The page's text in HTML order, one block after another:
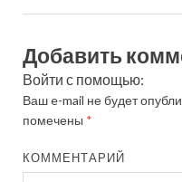
Добавить
Войти с помощью:
Ваш e-mail не будет
помечены *
КОММЕНТАРИЙ